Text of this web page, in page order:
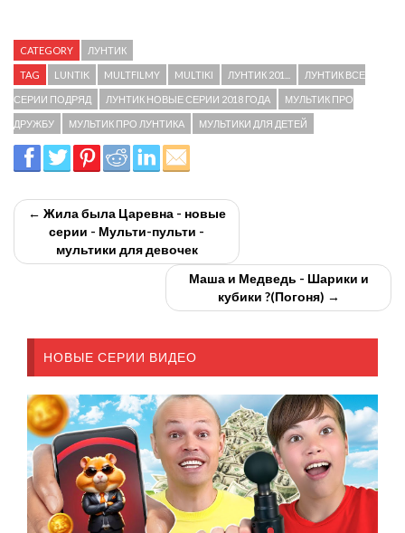
CATEGORY ЛУНТИК
TAG LUNTIK MULTFILMY MULTIKI ЛУНТИК 201... ЛУНТИК ВСЕ
СЕРИИ ПОДРЯД ЛУНТИК НОВЫЕ СЕРИИ 2018 ГОДА МУЛЬТИК ПРО
ДРУЖБУ МУЛЬТИК ПРО ЛУНТИКА МУЛЬТИКИ ДЛЯ ДЕТЕЙ
← Жила была Царевна - новые
серии - Мульти-пульти -
мультики для девочек
Маша и Медведь - Шарики и
кубики ?(Погоня) →
НОВЫЕ СЕРИИ ВИДЕО